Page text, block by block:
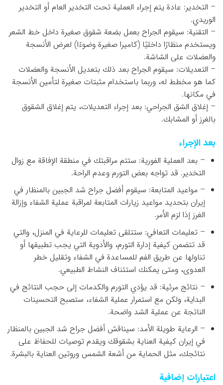
– التخدير: عادة يتم إجراء العملية تحت التخدير العام أو التخدير
الوريدي.
– التقنية: سيقوم الجراح بعمل بضعة شقوق صغيرة داخل خط الشعر
ويستخدم منظارًا داخليًا (كاميرا صغيرة وضوءًا) لعرض الأنسجة
والعضلات على الشاشة.
– التعديلات: سيقوم الجراح بعد ذلك بتعديل الأنسجة والعضلات
كما هو مخطط له، وربما باستخدام مثبتات صغيرة لتأمين الأنسجة
في مكانها.
– إغلاق الشق الجراحي: بعد إجراء التعديلات، يتم إغلاق الشقوق
بالغرز أو المشابك.
بعد الإجراء
– بعد العملية الفورية: ستتم مراقبتك في منطقة الإفاقة مع زوال
التخدير. قد تواجه بعض التورم وعدم الراحة.
– مواعيد المتابعة: سيقوم أفضل جراح شد الجبين بالمنظار في
إيران بتحديد مواعيد زيارات المتابعة لمراقبة عملية الشفاء وإزالة
الغرز إذا لزم الأمر.
– تعليمات التعافي: ستتلقى تعليمات للرعاية في المنزل، والتي
قد تتضمن كيفية إدارة التورم، والأدوية التي يجب تطبيقها أو
تناولها عن طريق الفم للمساعدة في الشفاء وتقليل خطر
العدوى، ومتى يمكنك استئناف النشاط الطبيعي.
– نتائج مرئية: قد يؤدي التورم والكدمات إلى حجب النتائج في
البداية، ولكن مع استمرار عملية الشفاء، ستصبح التحسينات
الناتجة عن عملية الشد واضحة.
– الرعاية طويلة الأمد: سيناقش أفضل جراح شد الجبين بالمنظار
في إيران كيفية العناية بشقوقك ويقدم توصيات للحفاظ على
نتائجك، مثل الحماية من أشعة الشمس وروتين العناية بالبشرة.
اعتبارات إضافية